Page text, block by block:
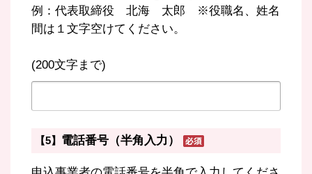
例：代表取締役 北海 太郎 ※役職名、姓名
間は１文字空けてください。
(200文字まで)
【5】 電話番号（半角入力）